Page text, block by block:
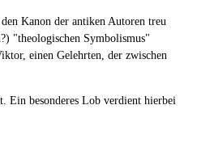
Kanon der antiken Autoren treu
"theologischen Symbolismus"
einen Gelehrten, der zwischen
Ein besonderes Lob verdient hierbei